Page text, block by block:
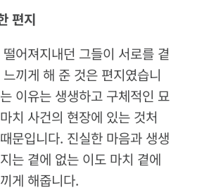
편지
어져지내던 그들이 서로를 곁
끼게 해 준 것은 편지였습니
이유는 생생하고 구체적인 묘
치 사건의 현장에 있는 것처
문입니다. 진실한 마음과 생생
는 곁에 없는 이도 마치 곁에
게 해줍니다.